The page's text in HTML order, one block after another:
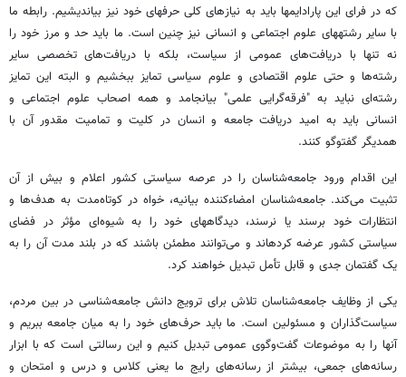
که در فرای این پارادایم‏ها باید به نیازهای کلی حرفه‏ای خود نیز بیاندیشیم. رابطه ما
با سایر رشته‏های علوم اجتماعی و انسانی نیز چنین است. ما باید حد و مرز خود را
نه تنها با دریافت‌های عمومی از سیاست، بلکه با دریافت‌های تخصصی سایر
رشته‌ها و حتی علوم ‌اقتصادی و علوم ‌سیاسی تمایز ببخشیم و البته این تمایز
رشته‌ای نباید به "فرقه‌گرایی علمی" بیانجامد و همه‌ اصحاب علوم‌ اجتماعی و
انسانی باید به امید دریافت جامعه و انسان در کلیت و تمامیت مقدور آن با
همدیگر گفت‏وگو کنند.
این اقدام ورود جامعه‌شناسان را در عرصه سیاستی کشور اعلام و بیش از آن
تثبیت می‌کند. جامعه‌شناسان امضاء‌‌کننده‌ بیانیه، خواه در کوتاه‌مدت به هدف‌ها و
انتظارات خود برسند یا نرسند، دیدگاه‏های خود را به شیوه‌ای مؤثر در فضای
سیاستی کشور عرضه کرده‏اند و می‌توانند مطمئن باشند که در بلند مدت آن را به
یک گفتمان جدی و قابل تأمل تبدیل خواهند کرد.
یکی از وظایف جامعه‌شناسان تلاش برای ترویج دانش جامعه‌شناسی در بین مردم،
سیاست‌گذاران و مسئولین است. ما باید حرف‌های خود را به میان جامعه ببریم و
آنها را به موضوعات گفت‌وگوی عمومی تبدیل کنیم و این رسالتی است که با ابزار
رسانه‌های جمعی، بیشتر از رسانه‌های رایج ما یعنی کلاس و درس و امتحان و